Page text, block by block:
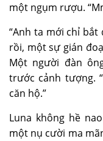
một ngụm rượu.
“Anh ta mới chỉ bắt
rồi, một sự gián
Một người đàn
trước cảnh tượng.
căn hộ.”
Luna không hề
một nụ cười ma